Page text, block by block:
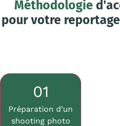
Méthodologie
pour votre
01
Préparation d’un
shooting photo